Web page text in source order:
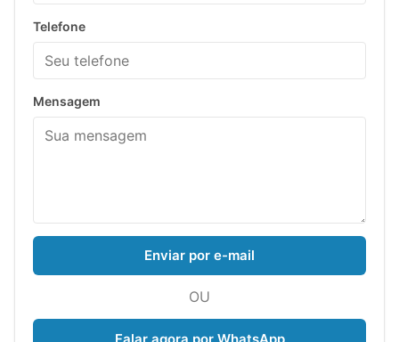
Telefone
Mensagem
Enviar por e-mail
OU